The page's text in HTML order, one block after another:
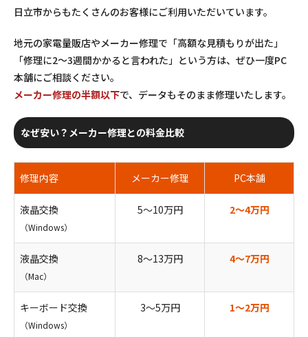
日立市からもたくさんのお客様にご利用いただいています。
地元の家電量販店やメーカー修理で「高額な見積もりが出た」
「修理に2〜3週間かかると言われた」という方は、ぜひ一度PC
本舗にご相談ください。
メーカー修理の半額以下で、データもそのまま修理いたします。
なぜ安い？メーカー修理との料金比較
修理内容 メーカー修理 PC本舗
液晶交換
（Windows）
5〜10万円 2〜4万円
液晶交換
（Mac）
8〜13万円 4〜7万円
キーボード交換
（Windows）
3〜5万円 1〜2万円